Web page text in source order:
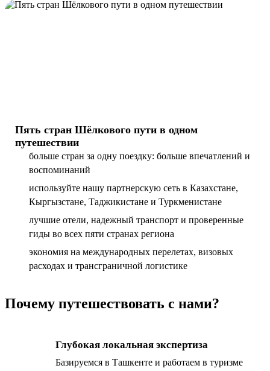
Пять стран Шёлкового пути в одном
путешествии
больше стран за одну поездку: больше впечатлений и
воспоминаний
используйте нашу партнерскую сеть в Казахстане,
Кыргызстане, Таджикистане и Туркменистане
лучшие отели, надежный транспорт и проверенные
гиды во всех пяти странах региона
экономия на международных перелетах, визовых
расходах и трансграничной логистике
Почему путешествовать с нами?
Глубокая локальная экспертиза
Базируемся в Ташкенте и работаем в туризме